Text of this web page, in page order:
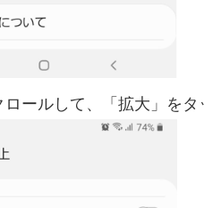
ロールして、「拡大」をタ